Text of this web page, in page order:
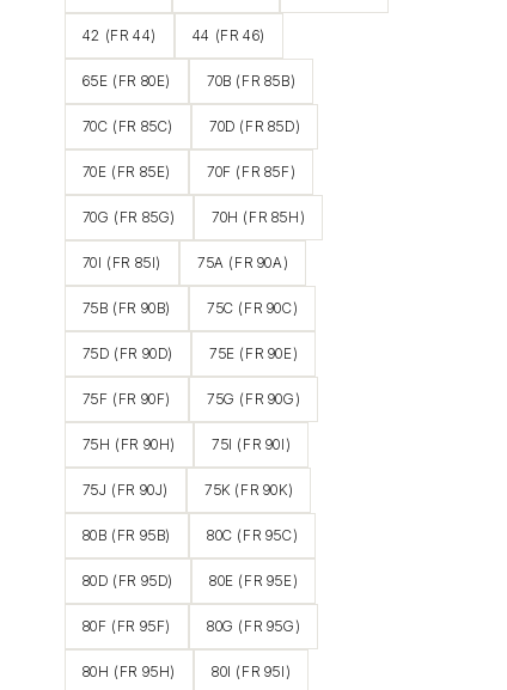
42 (FR 44) 44 (FR 46)
65E (FR 80E) 70B (FR 85B)
70C (FR 85C) 70D (FR 85D)
70E (FR 85E) 70F (FR 85F)
70G (FR 85G) 70H (FR 85H)
70I (FR 85I) 75A (FR 90A)
75B (FR 90B) 75C (FR 90C)
75D (FR 90D) 75E (FR 90E)
75F (FR 90F) 75G (FR 90G)
75H (FR 90H) 75I (FR 90I)
75J (FR 90J) 75K (FR 90K)
80B (FR 95B) 80C (FR 95C)
80D (FR 95D) 80E (FR 95E)
80F (FR 95F) 80G (FR 95G)
80H (FR 95H) 80I (FR 95I)